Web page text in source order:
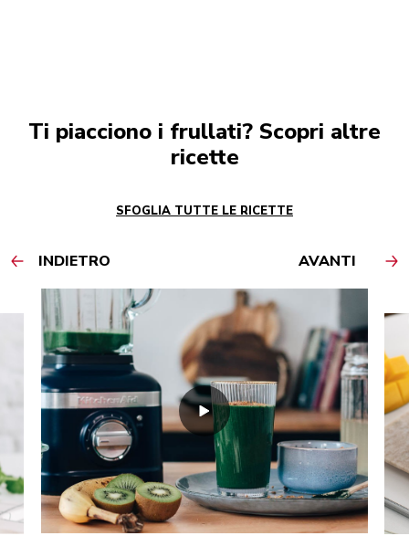
Ti piacciono i frullati? Scopri altre
ricette
SFOGLIA TUTTE LE RICETTE
INDIETRO AVANTI